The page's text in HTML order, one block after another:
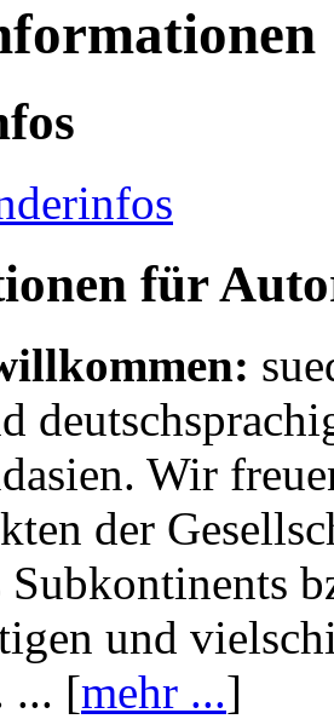
für
Wir
der
und
... [mehr ...]